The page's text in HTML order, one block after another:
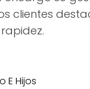
clientes
E Hijos